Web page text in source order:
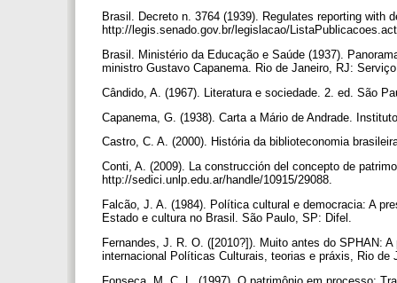
Brasil. Decreto n. 3764 (1939). Regulates reporting with
http://legis.senado.gov.br/legislacao/
Brasil. Ministério da Educação e Saúde (1937).
ministro Gustavo Capanema. Rio de Janeiro, RJ:
Cândido, A. (1967). Literatura e sociedade. 2. ed. São
Capanema, G. (1938). Carta a Mário de Andrade.
Castro, C. A. (2000). História da biblioteconomia
Conti, A. (2009). La construcción del concepto de
http://sedici.unlp.edu.ar/handle/10915/29088.
Falcão, J. A. (1984). Política cultural e democracia: A
Estado e cultura no Brasil. São Paulo, SP: Difel.
Fernandes, J. R. O. ([2010?]). Muito antes do SPHAN:
internacional Políticas Culturais, teorias e práxis, Rio de